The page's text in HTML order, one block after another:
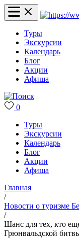
Туры
Экскурсии
Календарь
Блог
Акции
Афиша
0
Туры
Экскурсии
Календарь
Блог
Акции
Афиша
Главная
/
Новости о туризме
/
Шанс для тех, кто
Грюнвальдской